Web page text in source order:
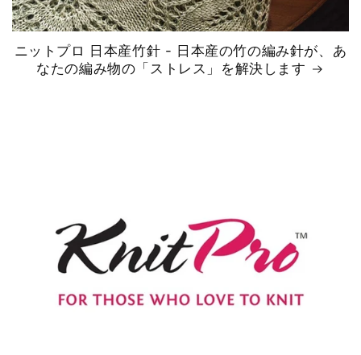
ニットプロ 日本産竹針 - 日本産の竹の編み針が、あ
なたの編み物の「ストレス」を解決します